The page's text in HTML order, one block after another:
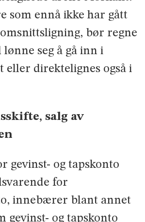
som ennå ikke har gått
bør regne
seg å gå inn i
eller direktelignes også i
salg av
gevinst- og tapskonto
for
innebærer blant annet
gevinst- og tapskonto